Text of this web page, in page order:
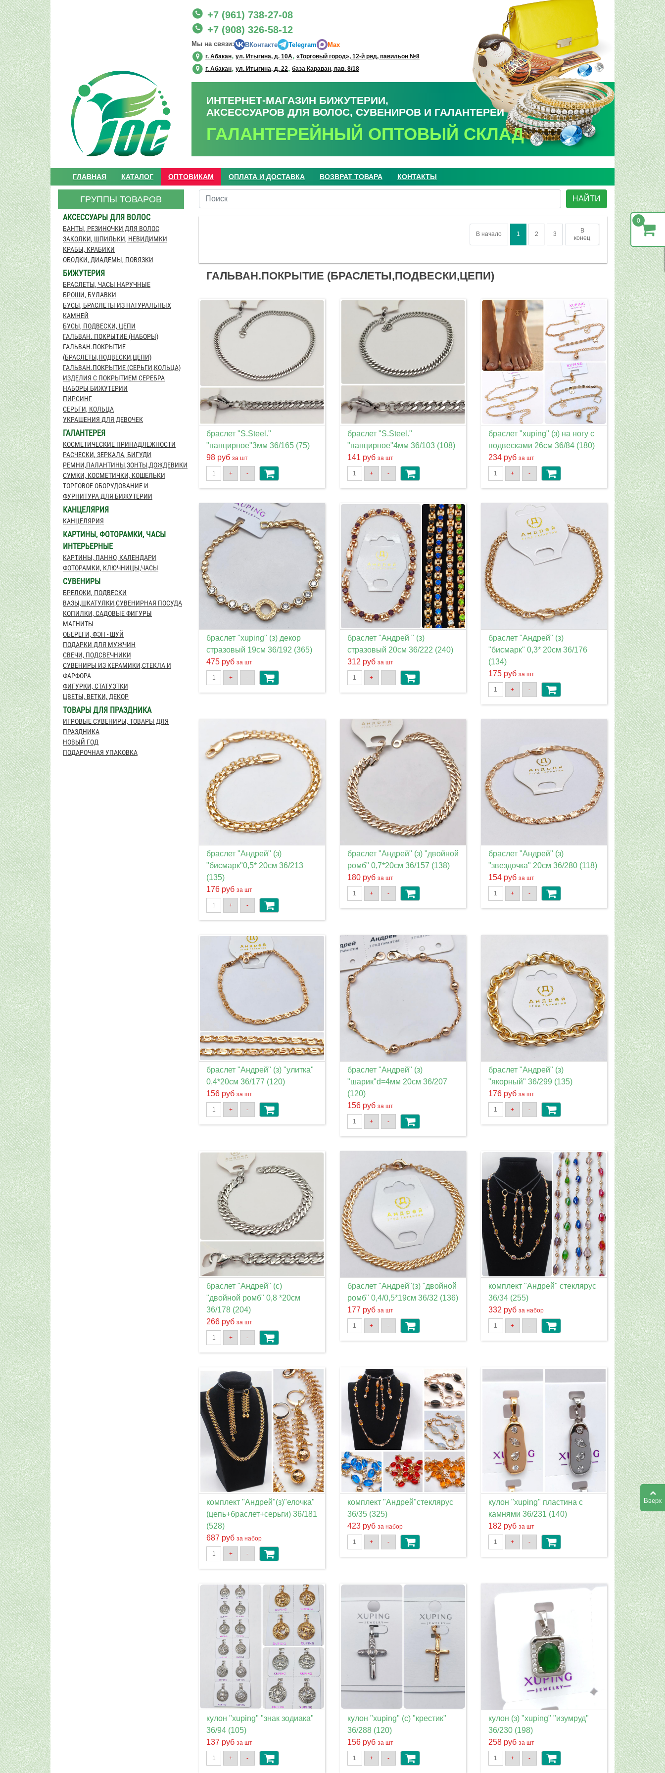
+7 (961) 738-27-08
+7 (908) 326-58-12
Мы на связи: ВКонтакте Telegram Max
г. Абакан, ул. Итыгина, д. 10А, «Торговый город», 12-й ряд, павильон №8
г. Абакан, ул. Итыгина, д. 22, база Караван, пав. 8/18
ИНТЕРНЕТ-МАГАЗИН БИЖУТЕРИИ,
АКСЕССУАРОВ ДЛЯ ВОЛОС, СУВЕНИРОВ И ГАЛАНТЕРЕИ
ГАЛАНТЕРЕЙНЫЙ ОПТОВЫЙ СКЛАД
ГЛАВНАЯ КАТАЛОГ ОПТОВИКАМ ОПЛАТА И ДОСТАВКА ВОЗВРАТ ТОВАРА КОНТАКТЫ
ГРУППЫ ТОВАРОВ
АКСЕССУАРЫ ДЛЯ ВОЛОС
БАНТЫ, РЕЗИНОЧКИ ДЛЯ ВОЛОС
ЗАКОЛКИ, ШПИЛЬКИ, НЕВИДИМКИ
КРАБЫ, КРАБИКИ
ОБОДКИ, ДИАДЕМЫ, ПОВЯЗКИ
БИЖУТЕРИЯ
БРАСЛЕТЫ, ЧАСЫ НАРУЧНЫЕ
БРОШИ, БУЛАВКИ
БУСЫ, БРАСЛЕТЫ ИЗ НАТУРАЛЬНЫХ
КАМНЕЙ
БУСЫ, ПОДВЕСКИ, ЦЕПИ
ГАЛЬВАН. ПОКРЫТИЕ (НАБОРЫ)
ГАЛЬВАН.ПОКРЫТИЕ
(БРАСЛЕТЫ,ПОДВЕСКИ,ЦЕПИ)
ГАЛЬВАН.ПОКРЫТИЕ (СЕРЬГИ,КОЛЬЦА)
ИЗДЕЛИЯ С ПОКРЫТИЕМ СЕРЕБРА
НАБОРЫ БИЖУТЕРИИ
ПИРСИНГ
СЕРЬГИ, КОЛЬЦА
УКРАШЕНИЯ ДЛЯ ДЕВОЧЕК
ГАЛАНТЕРЕЯ
КОСМЕТИЧЕСКИЕ ПРИНАДЛЕЖНОСТИ
РАСЧЕСКИ, ЗЕРКАЛА, БИГУДИ
РЕМНИ,ПАЛАНТИНЫ,ЗОНТЫ,ДОЖДЕВИКИ
СУМКИ, КОСМЕТИЧКИ, КОШЕЛЬКИ
ТОРГОВОЕ ОБОРУДОВАНИЕ И
ФУРНИТУРА ДЛЯ БИЖУТЕРИИ
КАНЦЕЛЯРИЯ
КАНЦЕЛЯРИЯ
КАРТИНЫ, ФОТОРАМКИ, ЧАСЫ
ИНТЕРЬЕРНЫЕ
КАРТИНЫ, ПАННО, КАЛЕНДАРИ
ФОТОРАМКИ, КЛЮЧНИЦЫ,ЧАСЫ
СУВЕНИРЫ
БРЕЛОКИ, ПОДВЕСКИ
ВАЗЫ,ШКАТУЛКИ,СУВЕНИРНАЯ ПОСУДА
КОПИЛКИ, САДОВЫЕ ФИГУРЫ
МАГНИТЫ
ОБЕРЕГИ, ФЭН - ШУЙ
ПОДАРКИ ДЛЯ МУЖЧИН
СВЕЧИ, ПОДСВЕЧНИКИ
СУВЕНИРЫ ИЗ КЕРАМИКИ,СТЕКЛА И
ФАРФОРА
ФИГУРКИ, СТАТУЭТКИ
ЦВЕТЫ, ВЕТКИ, ДЕКОР
ТОВАРЫ ДЛЯ ПРАЗДНИКА
ИГРОВЫЕ СУВЕНИРЫ, ТОВАРЫ ДЛЯ
ПРАЗДНИКА
НОВЫЙ ГОД
ПОДАРОЧНАЯ УПАКОВКА
НАЙТИ
В начало 1 2 3
В
конец
ГАЛЬВАН.ПОКРЫТИЕ (БРАСЛЕТЫ,ПОДВЕСКИ,ЦЕПИ)
браслет "S.Steel."
"панцирное"3мм 36/165 (75)
98 руб за шт
+ -
браслет "S.Steel."
"панцирное"4мм 36/103 (108)
141 руб за шт
+ -
браслет "xuping" (з) на ногу с
подвесками 26см 36/84 (180)
234 руб за шт
+ -
браслет "xuping" (з) декор
стразовый 19см 36/192 (365)
475 руб за шт
+ -
браслет "Андрей " (з)
стразовый 20см 36/222 (240)
312 руб за шт
+ -
браслет "Андрей" (з)
"бисмарк" 0,3* 20см 36/176
(134)
175 руб за шт
+ -
браслет "Андрей" (з)
"бисмарк"0,5* 20см 36/213
(135)
176 руб за шт
+ -
браслет "Андрей" (з) "двойной
ромб" 0,7*20см 36/157 (138)
180 руб за шт
+ -
браслет "Андрей" (з)
"звездочка" 20см 36/280 (118)
154 руб за шт
+ -
браслет "Андрей" (з) "улитка"
0,4*20см 36/177 (120)
156 руб за шт
+ -
браслет "Андрей" (з)
"шарик"d=4мм 20см 36/207
(120)
156 руб за шт
+ -
браслет "Андрей" (з)
"якорный" 36/299 (135)
176 руб за шт
+ -
браслет "Андрей" (с)
"двойной ромб" 0,8 *20см
36/178 (204)
266 руб за шт
+ -
браслет "Андрей"(з) "двойной
ромб" 0,4/0,5*19см 36/32 (136)
177 руб за шт
+ -
комплект "Андрей" стеклярус
36/34 (255)
332 руб за набор
+ -
комплект "Андрей"(з)"елочка"
(цепь+браслет+серьги) 36/181
(528)
687 руб за набор
+ -
комплект "Андрей"стеклярус
36/35 (325)
423 руб за набор
+ -
кулон "xuping" пластина с
камнями 36/231 (140)
182 руб за шт
+ -
кулон "xuping" "знак зодиака"
36/94 (105)
137 руб за шт
+ -
кулон "xuping" (с) "крестик"
36/288 (120)
156 руб за шт
+ -
кулон (з) "xuping" "изумруд"
36/230 (198)
258 руб за шт
+ -
Вверх
0